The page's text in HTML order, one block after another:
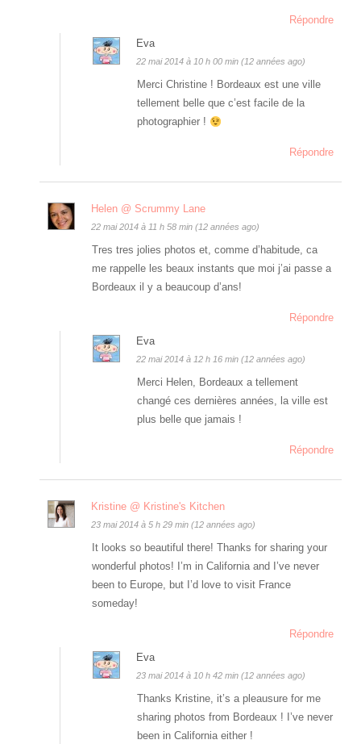
Répondre
Eva
22 mai 2014 à 10 h 00 min (12 années ago)
Merci Christine ! Bordeaux est une ville
tellement belle que c’est facile de la
photographier !
Répondre
Helen @ Scrummy Lane
22 mai 2014 à 11 h 58 min (12 années ago)
Tres tres jolies photos et, comme d’habitude, ca
me rappelle les beaux instants que moi j’ai passe a
Bordeaux il y a beaucoup d’ans!
Répondre
Eva
22 mai 2014 à 12 h 16 min (12 années ago)
Merci Helen, Bordeaux a tellement
changé ces dernières années, la ville est
plus belle que jamais !
Répondre
Kristine @ Kristine's Kitchen
23 mai 2014 à 5 h 29 min (12 années ago)
It looks so beautiful there! Thanks for sharing your
wonderful photos! I’m in California and I’ve never
been to Europe, but I’d love to visit France
someday!
Répondre
Eva
23 mai 2014 à 10 h 42 min (12 années ago)
Thanks Kristine, it’s a pleausure for me
sharing photos from Bordeaux ! I’ve never
been in California either !